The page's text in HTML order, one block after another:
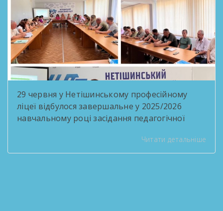
29 червня у Нетішинському професійному
ліцеї відбулося завершальне у 2025/2026
навчальному році засідання педагогічної
Бабій. На порядку денному було розглянуто
такі питання: Про хід виконання рішень
Читати детальніше